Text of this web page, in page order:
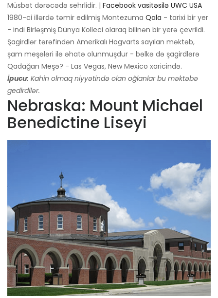
Müsbət dərəcədə sehrlidir. | Facebook vasitəsilə UWC USA
1980-ci illərdə təmir edilmiş Montezuma Qala - tarixi bir yer
- indi Birləşmiş Dünya Kolleci olaraq bilinən bir yerə çevrildi.
Şagirdlər tərəfindən Amerikalı Hogvarts sayılan məktəb,
şam meşələri ilə əhatə olunmuşdur - bəlkə də şagirdlərə
Qadağan Meşə? - Las Vegas, New Mexico xaricində.
İpucu: Kahin olmaq niyyətində olan oğlanlar bu məktəbə
gedirdilər.
Nebraska: Mount Michael
Benedictine Liseyi